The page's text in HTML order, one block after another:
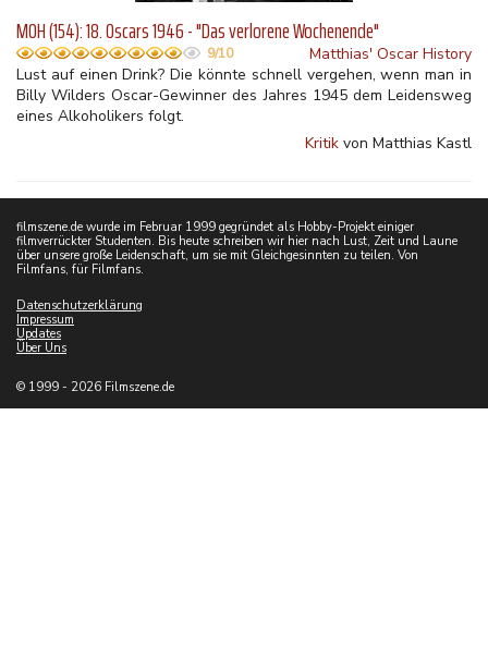
MOH (154): 18. Oscars 1946 - "Das verlorene Wochenende"
9/10
Matthias' Oscar History
Lust auf einen Drink? Die könnte schnell vergehen, wenn man in
Billy Wilders Oscar-Gewinner des Jahres 1945 dem Leidensweg
eines Alkoholikers folgt.
Kritik von Matthias Kastl
filmszene.de wurde im Februar 1999 gegründet als Hobby-Projekt einiger
filmverrückter Studenten. Bis heute schreiben wir hier nach Lust, Zeit und Laune
über unsere große Leidenschaft, um sie mit Gleichgesinnten zu teilen. Von
Filmfans, für Filmfans.
Datenschutzerklärung
Impressum
Updates
Über Uns
© 1999 - 2026 Filmszene.de